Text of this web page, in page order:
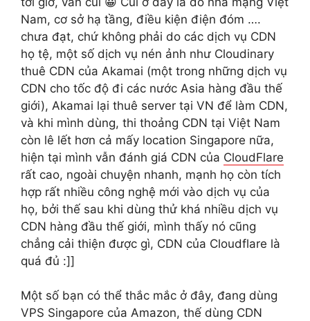
Nam, cơ sở hạ tầng, điều kiện điện đóm ….
chưa đạt, chứ không phải do các dịch vụ CDN
họ tệ, một số dịch vụ nén ảnh như Cloudinary
thuê CDN của Akamai (một trong những dịch vụ
CDN cho tốc độ đi các nước Asia hàng đầu thế
giới), Akamai lại thuê server tại VN để làm CDN,
và khi mình dùng, thi thoảng CDN tại Việt Nam
còn lê lết hơn cả mấy location Singapore nữa,
hiện tại mình vẫn đánh giá CDN của CloudFlare
rất cao, ngoài chuyện nhanh, mạnh họ còn tích
hợp rất nhiều công nghệ mới vào dịch vụ của
họ, bởi thế sau khi dùng thử khá nhiều dịch vụ
CDN hàng đầu thế giới, mình thấy nó cũng
chẳng cải thiện được gì, CDN của Cloudflare là
quá đủ :]]
Một số bạn có thể thắc mắc ở đây, đang dùng
VPS Singapore của Amazon, thế dùng CDN